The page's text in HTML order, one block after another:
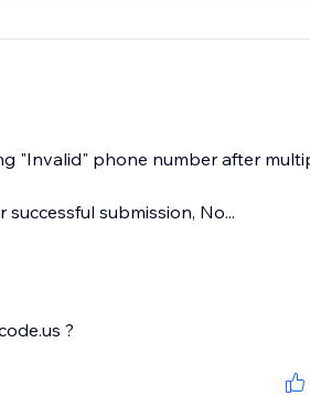
"Invalid" phone number after
submission, No...
?